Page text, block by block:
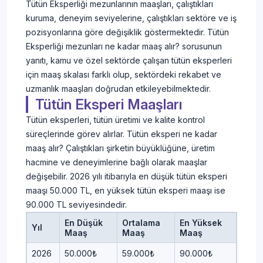
Tütün Eksperliği mezunlarının maaşları, çalıştıkları
kuruma, deneyim seviyelerine, çalıştıkları sektöre ve iş
pozisyonlarına göre değişiklik göstermektedir. Tütün
Eksperliği mezunları ne kadar maaş alır? sorusunun
yanıtı, kamu ve özel sektörde çalışan tütün eksperleri
için maaş skalası farklı olup, sektördeki rekabet ve
uzmanlık maaşları doğrudan etkileyebilmektedir.
Tütün Eksperi Maaşları
Tütün eksperleri, tütün üretimi ve kalite kontrol
süreçlerinde görev alırlar. Tütün eksperi ne kadar
maaş alır? Çalıştıkları şirketin büyüklüğüne, üretim
hacmine ve deneyimlerine bağlı olarak maaşlar
değişebilir. 2026 yılı itibarıyla en düşük tütün eksperi
maaşı 50.000 TL, en yüksek tütün eksperi maaşı ise
90.000 TL seviyesindedir.
Yıl
En Düşük
Maaş
Ortalama
Maaş
En Yüksek
Maaş
2026 50.000₺ 59.000₺ 90.000₺